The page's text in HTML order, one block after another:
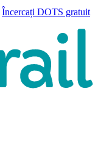
Încercați DOTS gratuit